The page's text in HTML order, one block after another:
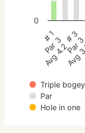
Triple bogey
Par
Hole in one
# 1
Par 3
Avg 4.2
# 3
Par
Avg
0